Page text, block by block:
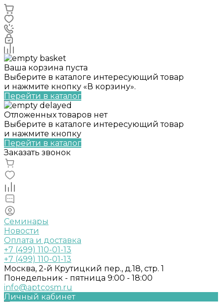
Ваша корзина пуста
Выберите в каталоге интересующий товар
и нажмите кнопку «В корзину».
Перейти в каталог
Отложенных товаров нет
Выберите в каталоге интересующий товар
и нажмите кнопку
Перейти в каталог
Заказать звонок
Семинары
Новости
Оплата и доставка
+7 (499) 110-01-13
+7 (499) 110-01-13
Москва, 2-й Крутицкий пер., д.18, стр. 1
Понедельник - пятница 9:00 - 18:00
info@aptcosm.ru
Личный кабинет